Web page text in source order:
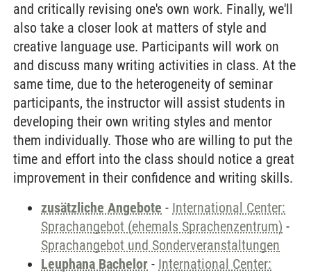
and critically revising one's own work. Finally, we'll
also take a closer look at matters of style and
creative language use. Participants will work on
and discuss many writing activities in class. At the
same time, due to the heterogeneity of seminar
participants, the instructor will assist students in
developing their own writing styles and mentor
them individually. Those who are willing to put the
time and effort into the class should notice a great
improvement in their confidence and writing skills.
zusätzliche Angebote - International Center:
Sprachangebot (ehemals Sprachenzentrum) -
Sprachangebot und Sonderveranstaltungen
Leuphana Bachelor - International Center: